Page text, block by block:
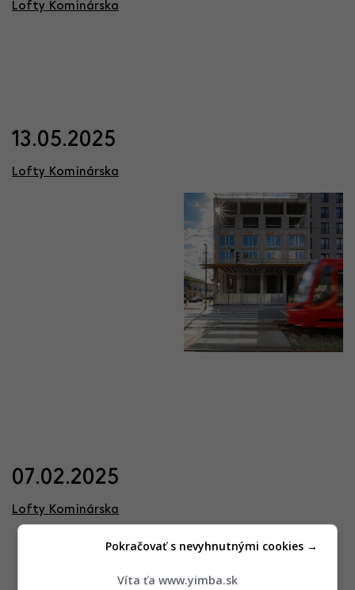
Lofty Kominárska
13.05.2025
Lofty Kominárska
07.02.2025
Lofty Kominárska
Víta ťa www.yimba.sk
Pokračovať s nevyhnutnými cookies →